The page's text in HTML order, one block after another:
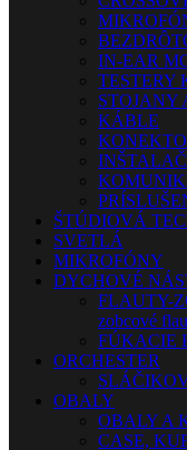
IN-EAR
TESTERY
STOJANY
KÁBLE
ŠTÚDIOVÁ
SVETLÁ
MIKROFÓNY
DYCHOVÉ
FLAUTY-
zobcové
FÚKACIE
ORCHESTER
OBALY
OBALY A
CASE,